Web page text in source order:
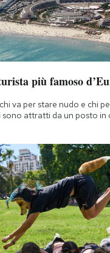
più famoso
va per stare nudo e chi
attratti da un posto in